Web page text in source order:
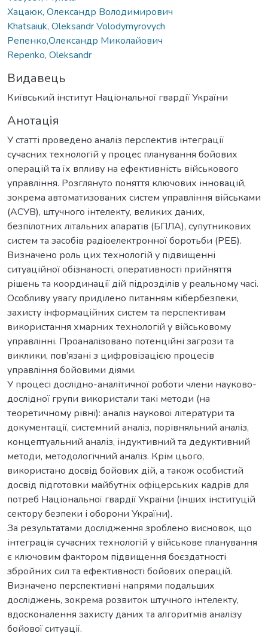
Хацаюк, Олександр Володимирович
Khatsaiuk, Oleksandr Volodymyrovych
Репенко,Олександр Миколайович
Repenko, Oleksandr
Видавець
Київський інститут Національної гвардії України
Анотація
У статті проведено аналіз перспектив інтеграції
сучасних технологій у процес планування бойових
операцій та їх впливу на ефективність військового
управління. Розглянуто поняття ключових інновацій,
зокрема автоматизованих систем управління військами
(АСУВ), штучного інтелекту, великих даних,
безпілотних літальних апаратів (БПЛА), супутникових
систем та засобів радіоелектронної боротьби (РЕБ).
Визначено роль цих технологій у підвищенні
ситуаційної обізнаності, оперативності прийняття
рішень та координації дій підрозділів у реальному часі.
Особливу увагу приділено питанням кібербезпеки,
захисту інформаційних систем та перспективам
використання хмарних технологій у військовому
управлінні. Проаналізовано потенційні загрози та
виклики, пов’язані з цифровізацією процесів
управління бойовими діями.
У процесі дослідно-аналітичної роботи члени науково-
дослідної групи використали такі методи (на
теоретичному рівні): аналіз наукової літератури та
документації, системний аналіз, порівняльний аналіз,
концептуальний аналіз, індуктивний та дедуктивний
методи, методологічний аналіз. Крім цього,
використано досвід бойових дій, а також особистий
досвід підготовки майбутніх офіцерських кадрів для
потреб Національної гвардії України (інших інституцій
сектору безпеки і оборони України).
За результатами дослідження зроблено висновок, що
інтеграція сучасних технологій у військове планування
є ключовим фактором підвищення боєздатності
збройних сил та ефективності бойових операцій.
Визначено перспективні напрями подальших
досліджень, зокрема розвиток штучного інтелекту,
вдосконалення захисту даних та алгоритмів аналізу
бойової ситуації.